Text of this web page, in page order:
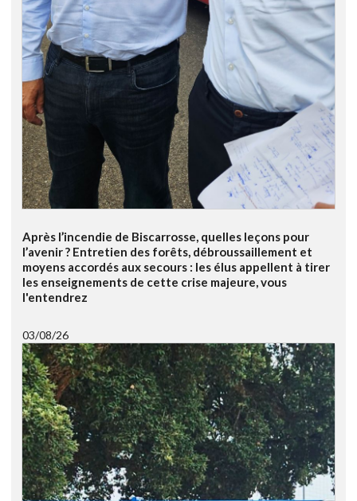
Après l’incendie de Biscarrosse, quelles leçons pour
l’avenir ? Entretien des forêts, débroussaillement et
moyens accordés aux secours : les élus appellent à tirer
les enseignements de cette crise majeure, vous
l'entendrez
03/08/26